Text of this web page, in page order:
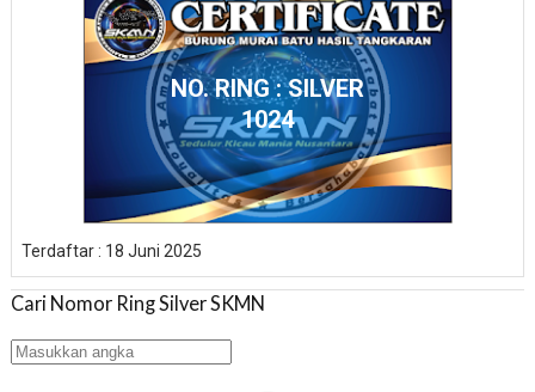
NO. RING : SILVER
1024
Terdaftar : 18 Juni 2025
Cari Nomor Ring Silver SKMN